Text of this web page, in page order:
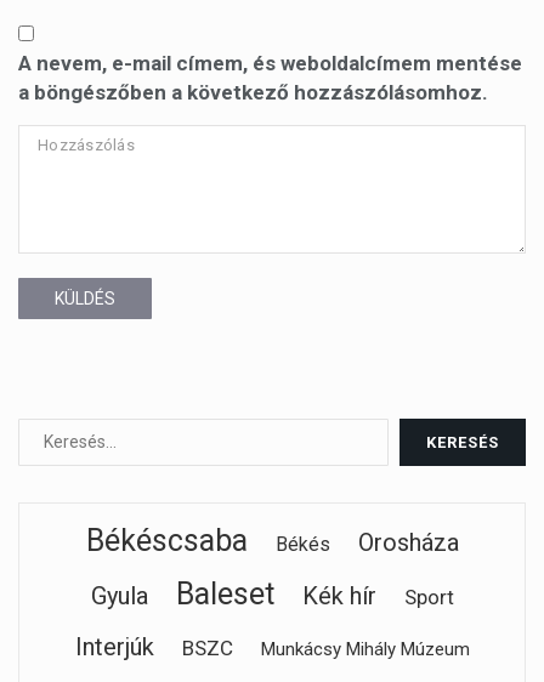
A nevem, e-mail címem, és weboldalcímem mentése
a böngészőben a következő hozzászólásomhoz.
KÜLDÉS
Békéscsaba Békés
Orosháza
Gyula
Baleset Kék hír Sport
Interjúk BSZC Munkácsy Mihály Múzeum